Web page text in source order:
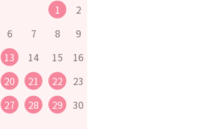
1
2
6 7 8
9
13 14 15
16
20 21 22
23
27 28 29
30